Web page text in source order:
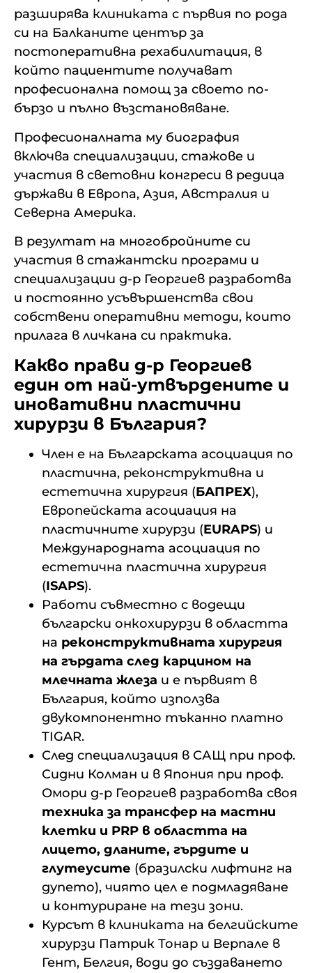
разширява клиниката с първия по рода
си на Балканите център за
постоперативна рехабилитация, в
който пациентите получават
професионална помощ за своето по-
бързо и пълно възстановяване.
Професионалната му биография
включва специализации, стажове и
участия в световни конгреси в редица
държави в Европа, Азия, Австралия и
Северна Америка.
В резултат на многобройните си
участия в стажантски програми и
специализации д-р Георгиев разработва
и постоянно усъвършенства свои
собствени оперативни методи, които
прилага в личкана си практика.
Какво прави д-р Георгиев
един от най-утвърдените и
иновативни пластични
хирурзи в България?
Член е на Българската асоциация по
пластична, реконструктивна и
естетична хирургия (БАПРЕХ),
Европейската асоциация на
пластичните хирурзи (EURAPS) и
Международната асоциация по
естетична пластична хирургия
(ISAPS).
Работи съвместно с водещи
български онкохирурзи в областта
на реконструктивната хирургия
на гърдата след карцином на
млечната жлеза и е първият в
България, който използва
двукомпонентно тъканно платно
TIGAR.
След специализация в САЩ при проф.
Сидни Колман и в Япония при проф.
Омори д-р Георгиев разработва своя
техника за трансфер на мастни
клетки и PRP в областта на
лицето, дланите, гърдите и
глутеусите (бразилски лифтинг на
дупето), чиято цел е подмладяване
и контуриране на тези зони.
Курсът в клиниката на белгийските
хирурзи Патрик Тонар и Верпале в
Гент, Белгия, води до създаването